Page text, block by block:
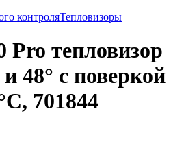
контроляТепловизоры
тепловизор
48° с поверкой
701844